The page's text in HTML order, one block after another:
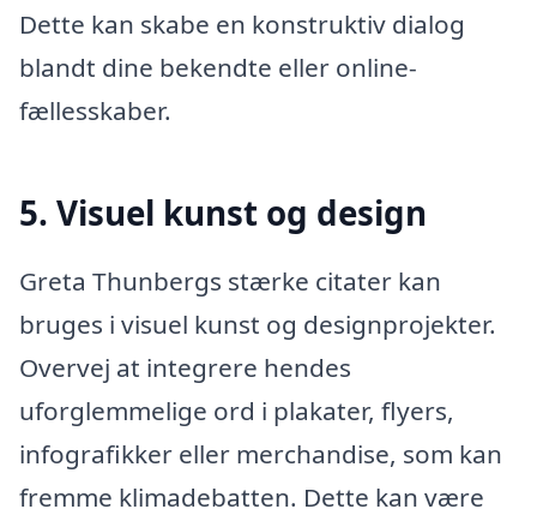
Dette kan skabe en konstruktiv dialog
blandt dine bekendte eller online-
fællesskaber.
5. Visuel kunst og design
Greta Thunbergs stærke citater kan
bruges i visuel kunst og designprojekter.
Overvej at integrere hendes
uforglemmelige ord i plakater, flyers,
infografikker eller merchandise, som kan
fremme klimadebatten. Dette kan være